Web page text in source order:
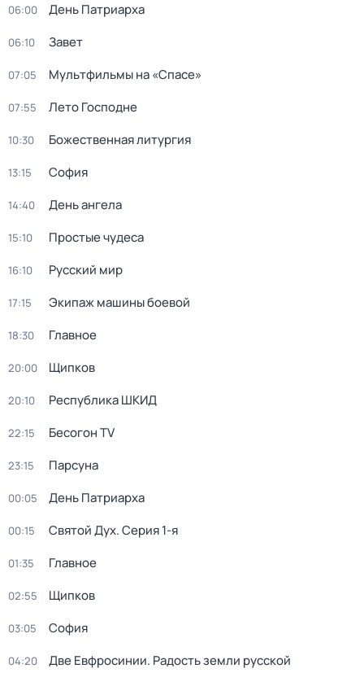
06:00 День Патриарха
06:10 Завет
07:05 Мультфильмы нa «Спаcе»
07:55 Лето Господне
10:30 Божественная литургия
13:15 София
14:40 День ангела
15:10 Простые чудеca
16:10 Русский мир
17:15 Экипаж машины боевой
18:30 Главное
20:00 Щипков
20:10 Республика ШКИД
22:15 Бесогон TV
23:15 Парсуна
00:05 День Патриарха
00:15 Святой Дух. Серия 1-я
01:35 Главное
02:55 Щипков
03:05 София
04:20 Две Евфросинии. Радость земли русской